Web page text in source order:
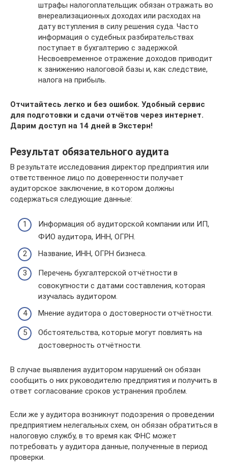
штрафы налогоплательщик обязан отражать во
внереализационных доходах или расходах на
дату вступления в силу решения суда. Часто
информация о судебных разбирательствах
поступает в бухгалтерию с задержкой.
Несвоевременное отражение доходов приводит
к занижению налоговой базы и, как следствие,
налога на прибыль.
Отчитайтесь легко и без ошибок. Удобный сервис
для подготовки и сдачи отчётов через интернет.
Дарим доступ на 14 дней в Экстерн!
Результат обязательного аудита
В результате исследования директор предприятия или
ответственное лицо по доверенности получает
аудиторское заключение, в котором должны
содержаться следующие данные:
Информация об аудиторской компании или ИП,
ФИО аудитора, ИНН, ОГРН.
Название, ИНН, ОГРН бизнеса.
Перечень бухгалтерской отчётности в
совокупности с датами составления, которая
изучалась аудитором.
Мнение аудитора о достоверности отчётности.
Обстоятельства, которые могут повлиять на
достоверность отчётности.
В случае выявления аудитором нарушений он обязан
сообщить о них руководителю предприятия и получить в
ответ согласование сроков устранения проблем.
Если же у аудитора возникнут подозрения о проведении
предприятием нелегальных схем, он обязан обратиться в
налоговую службу, в то время как ФНС может
потребовать у аудитора данные, полученные в период
проверки.